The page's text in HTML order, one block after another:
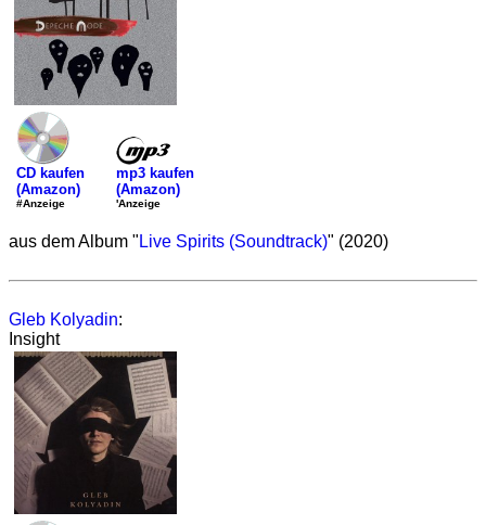
CD kaufen
(Amazon)
#Anzeige
mp3 kaufen
(Amazon)
'Anzeige
aus dem Album " Live Spirits (Soundtrack)" (2020)
Gleb Kolyadin:
Insight